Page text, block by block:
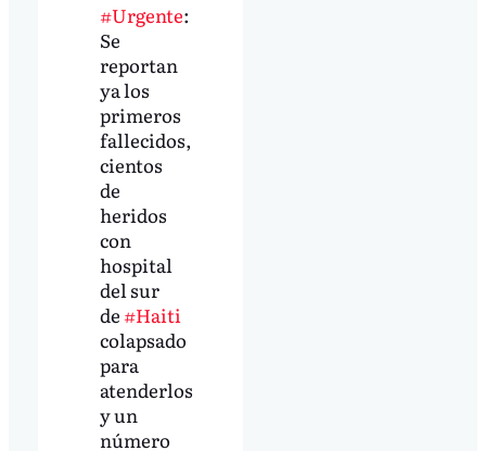
#Urgente:
Se
reportan
ya los
primeros
fallecidos,
cientos
de
heridos
con
hospital
del sur
de#Haiti
colapsado
para
atenderlos
y un
número